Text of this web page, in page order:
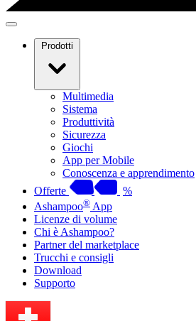
Prodotti
Multimedia
Sistema
Produttività
Sicurezza
Giochi
App per Mobile
Conoscenza e apprendimento
Offerte
%
Ashampoo® App
Licenze di volume
Chi è Ashampoo?
Partner del marketplace
Trucchi e consigli
Download
Supporto